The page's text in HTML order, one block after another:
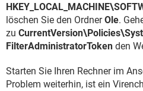
löschen Sie den OrdnerOle.
zu
FilterAdministratorToken den
Starten Sie Ihren Rechner im
Problem weiterhin, ist ein